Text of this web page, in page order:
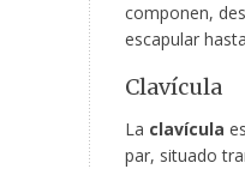
componen,
escapular
Clavícula
La clavícula
par, situado